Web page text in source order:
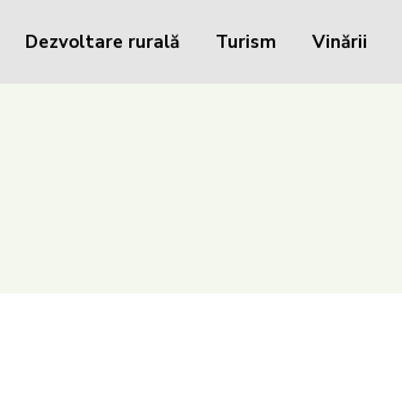
Dezvoltare rurală Turism Vinării